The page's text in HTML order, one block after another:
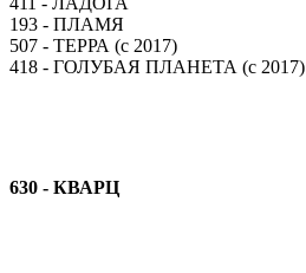
193 - ПЛАМЯ
507 - ТЕРРА (с 2017)
418 - ГОЛУБАЯ ПЛАНЕТА (с 2017)
630 - КВАРЦ